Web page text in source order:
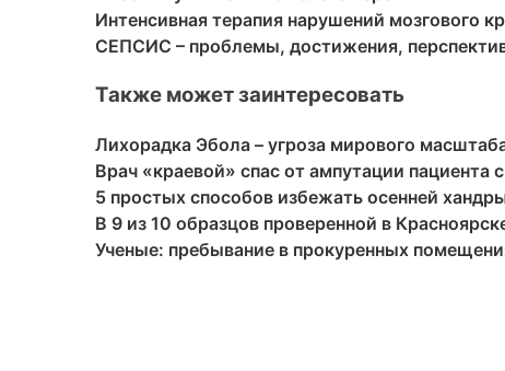
Интенсивная терапия нарушений мозгового
СЕПСИС – проблемы, достижения,
Также может заинтересовать
Лихорадка Эбола – угроза мирового
Врач «краевой» спас от ампутации
5 простых способов избежать осенней
В 9 из 10 образцов проверенной в
Ученые: пребывание в прокуренных